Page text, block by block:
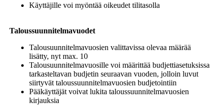
Käyttäjille voi myöntää oikeudet tilitasolla
Taloussuunnitelmavuodet
Talousuunnitelmavuosien valittavissa olevaa määrää
lisätty, nyt max. 10
Talousuunnitelmavuosille voi määrittää budjettiasetuksissa
tarkasteltavan budjetin seuraavan vuoden, jolloin luvut
siirtyvät taloussuunnitelmavuosien budjetointiin
Pääkäyttäjät voivat lukita taloussuunnitelmavuosien
kirjauksia